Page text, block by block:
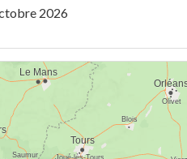
2026